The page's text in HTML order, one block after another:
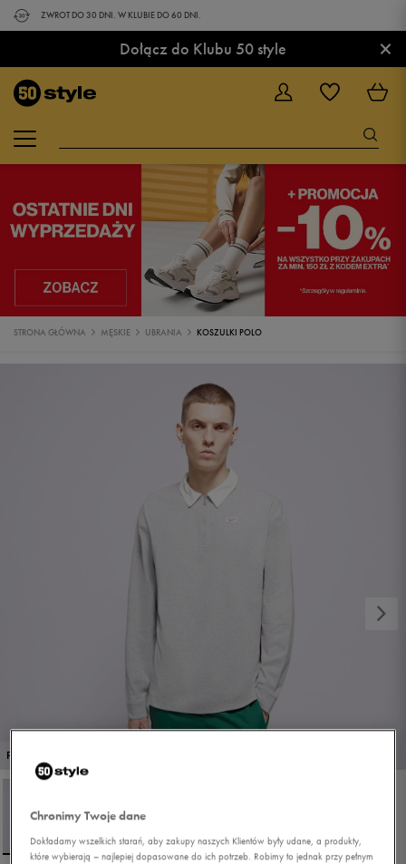
ZWROT DO 30 DNI. W KLUBIE DO 60 DNI.
Dołącz do Klubu 50 style ×
STRONA GŁÓWNA MĘSKIE UBRANIA KOSZULKI POLO
PROMO: DO -30%
Chronimy Twoje dane
Dokładamy wszelkich starań, aby zakupy naszych Klientów były udane, a produkty,
które wybierają – najlepiej dopasowane do ich potrzeb. Robimy to jednak przy pełnym